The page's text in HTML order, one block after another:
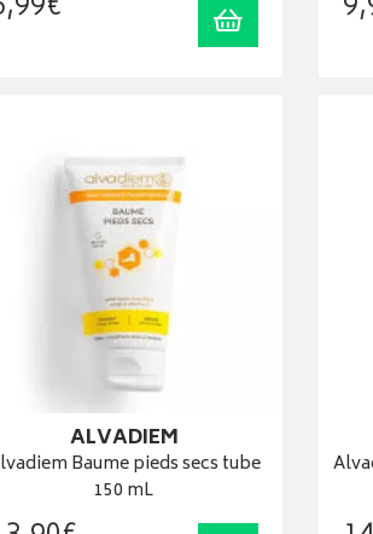
Ajouter au
ALVADIEM
Baume pieds secs tube
150 mL